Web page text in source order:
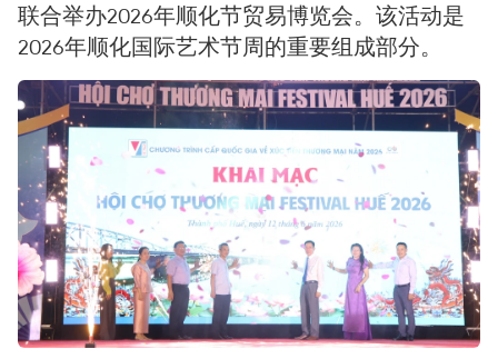
联合举办2026年顺化节贸易博览会。该活动是
2026年顺化国际艺术节周的重要组成部分。